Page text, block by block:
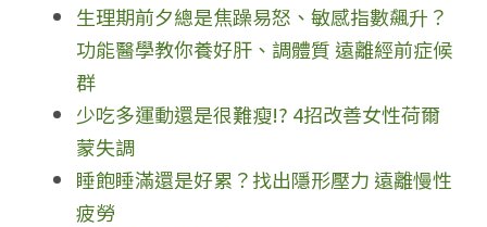
生理期前夕總是焦躁易怒、敏感指數飆升？
功能醫學教你養好肝、調體質 遠離經前症候
群
少吃多運動還是很難瘦!? 4招改善女性荷爾
蒙失調
睡飽睡滿還是好累？找出隱形壓力 遠離慢性
疲勞